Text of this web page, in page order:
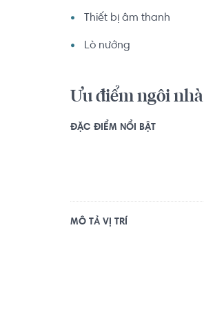
Thiết bị âm thanh
Lò nướng
Ưu điểm ngôi nhà
ĐẶC ĐIỂM NỔI BẬT
MÔ TẢ VỊ TRÍ